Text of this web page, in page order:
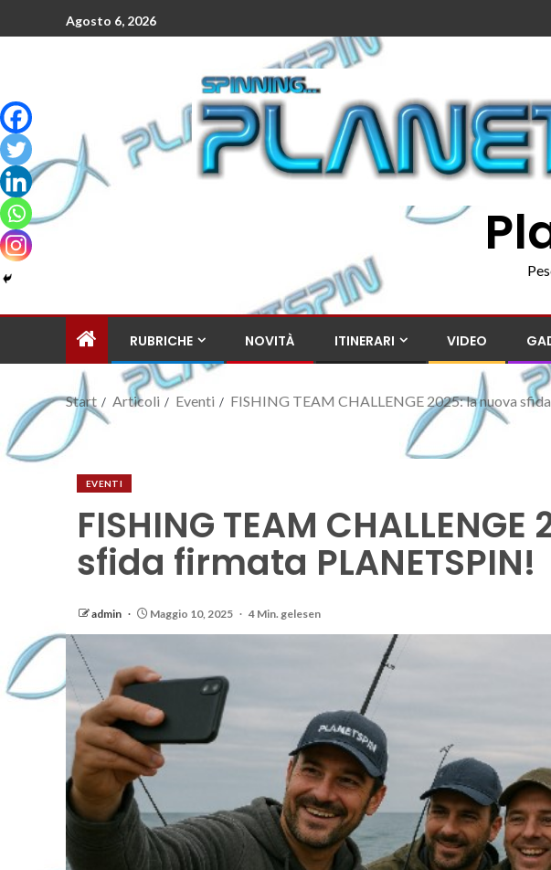
Agosto 6, 2026
RUBRICHE NOVITÀ ITINERARI VIDEO
Start Articoli Eventi FISHING TEAM CHALLENGE 2025: la nuova
EVENTI
FISHING TEAM
sfida firmata PLANETSPIN!
admin Maggio 10, 2025 4 Min. gelesen